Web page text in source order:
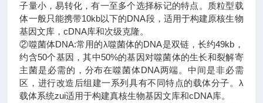
子量小，易转化，有一至多个选择标记的特点。质粒型载
体一般只能携带10kb以下的DNA段，适用于构建原核生物
基因文库，cDNA库和次级克隆。
②噬菌体DNA:常用的λ噬菌体的DNA是双链，长约49kb，
约含50个基因，其中50%的基因对噬菌体的生长和裂解寄
主菌是必需的，分布在噬菌体DNA两端。中间是非必需
区，进行改造后组建一系列具有不同特点的载体分子。λ
载体系统zui适用于构建真核生物基因文库和cDNA库。